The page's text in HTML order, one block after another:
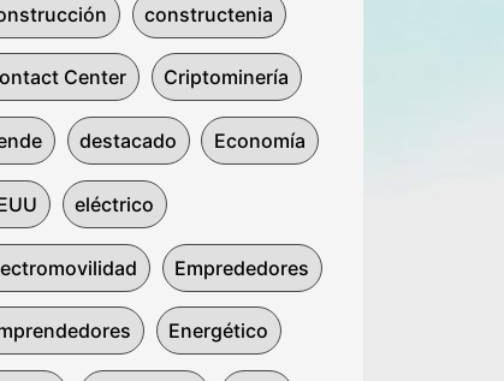
constructenia
Center Criptominería
destacado Economía
eléctrico
Emprededores
Energético